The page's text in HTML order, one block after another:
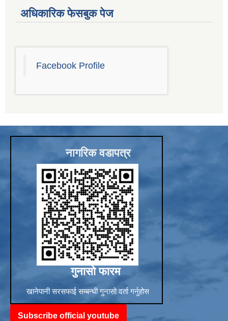
अधिकारिक फेसबुक पेज
Facebook Profile
नागरिक वडापत्र
गुनासो फारम
खानेपानी सरसफाई सम्बन्धी गुनासो दर्ता गर्नुहोस
Subscribe official youtube